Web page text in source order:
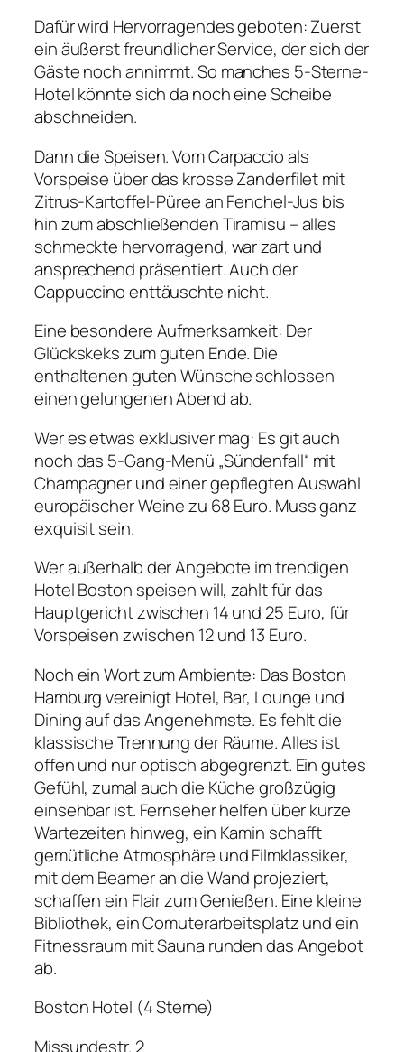
Dafür wird Hervorragendes geboten: Zuerst
ein äußerst freundlicher Service, der sich der
Gäste noch annimmt. So manches 5-Sterne-
Hotel könnte sich da noch eine Scheibe
abschneiden.
Dann die Speisen. Vom Carpaccio als
Vorspeise über das krosse Zanderfilet mit
Zitrus-Kartoffel-Püree an Fenchel-Jus bis
hin zum abschließenden Tiramisu – alles
schmeckte hervorragend, war zart und
ansprechend präsentiert. Auch der
Cappuccino enttäuschte nicht.
Eine besondere Aufmerksamkeit: Der
Glückskeks zum guten Ende. Die
enthaltenen guten Wünsche schlossen
einen gelungenen Abend ab.
Wer es etwas exklusiver mag: Es git auch
noch das 5-Gang-Menü „Sündenfall“ mit
Champagner und einer gepflegten Auswahl
europäischer Weine zu 68 Euro. Muss ganz
exquisit sein.
Wer außerhalb der Angebote im trendigen
Hotel Boston speisen will, zahlt für das
Hauptgericht zwischen 14 und 25 Euro, für
Vorspeisen zwischen 12 und 13 Euro.
Noch ein Wort zum Ambiente: Das Boston
Hamburg vereinigt Hotel, Bar, Lounge und
Dining auf das Angenehmste. Es fehlt die
klassische Trennung der Räume. Alles ist
offen und nur optisch abgegrenzt. Ein gutes
Gefühl, zumal auch die Küche großzügig
einsehbar ist. Fernseher helfen über kurze
Wartezeiten hinweg, ein Kamin schafft
gemütliche Atmosphäre und Filmklassiker,
mit dem Beamer an die Wand projeziert,
schaffen ein Flair zum Genießen. Eine kleine
Bibliothek, ein Comuterarbeitsplatz und ein
Fitnessraum mit Sauna runden das Angebot
ab.
Boston Hotel (4 Sterne)
Missundestr. 2